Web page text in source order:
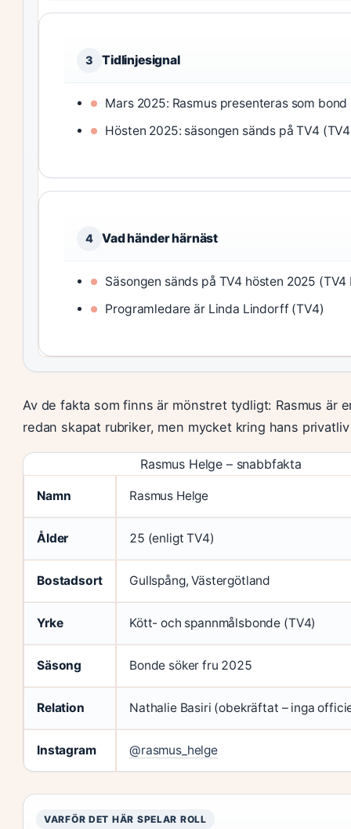
3 Tidlinjesignal
Mars 2025: Rasmus presenteras som
Hösten 2025: säsongen sänds på TV4
4 Vad händer härnäst
Säsongen sänds på TV4 hösten 2025
Programledare är Linda Lindorff (TV4)
Av de fakta som finns är mönstret tydligt: Rasmus är
redan skapat rubriker, men mycket kring hans
Rasmus Helge – snabbfakta
Namn Rasmus Helge
Ålder 25 (enligt TV4)
Bostadsort Gullspång, Västergötland
Yrke Kött- och spannmålsbonde (TV4)
Säsong Bonde söker fru 2025
Relation Nathalie Basiri (obekräftat – inga
Instagram @rasmus_helge
VARFÖR DET HÄR SPELAR ROLL